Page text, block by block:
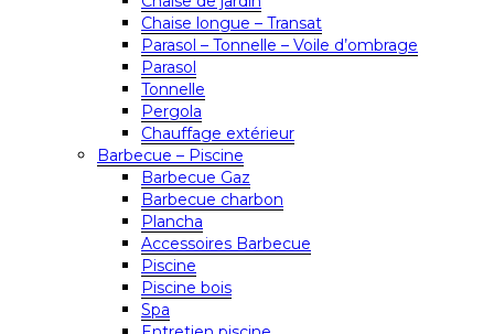
Chaise longue – Transat
Parasol – Tonnelle – Voile d’ombrage
Parasol
Tonnelle
Pergola
Chauffage extérieur
Barbecue – Piscine
Barbecue Gaz
Barbecue charbon
Plancha
Accessoires Barbecue
Piscine
Piscine bois
Spa